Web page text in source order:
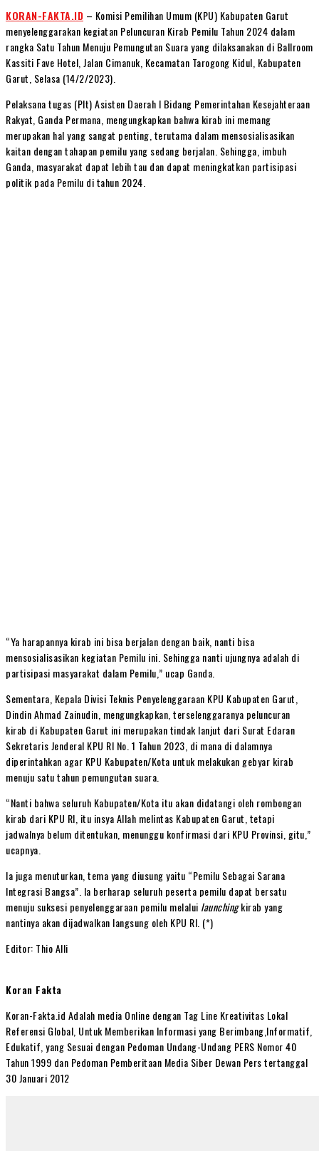
KORAN-FAKTA.ID – Komisi Pemilihan Umum (KPU) Kabupaten Garut
menyelenggarakan kegiatan Peluncuran Kirab Pemilu Tahun 2024 dalam
rangka Satu Tahun Menuju Pemungutan Suara yang dilaksanakan di Ballroom
Kassiti Fave Hotel, Jalan Cimanuk, Kecamatan Tarogong Kidul, Kabupaten
Garut, Selasa (14/2/2023).
Pelaksana tugas (Plt) Asisten Daerah I Bidang Pemerintahan Kesejahteraan
Rakyat, Ganda Permana, mengungkapkan bahwa kirab ini memang
merupakan hal yang sangat penting, terutama dalam mensosialisasikan
kaitan dengan tahapan pemilu yang sedang berjalan. Sehingga, imbuh
Ganda, masyarakat dapat lebih tau dan dapat meningkatkan partisipasi
politik pada Pemilu di tahun 2024.
“Ya harapannya kirab ini bisa berjalan dengan baik, nanti bisa
mensosialisasikan kegiatan Pemilu ini. Sehingga nanti ujungnya adalah di
partisipasi masyarakat dalam Pemilu,” ucap Ganda.
Sementara, Kepala Divisi Teknis Penyelenggaraan KPU Kabupaten Garut,
Dindin Ahmad Zainudin, mengungkapkan, terselenggaranya peluncuran
kirab di Kabupaten Garut ini merupakan tindak lanjut dari Surat Edaran
Sekretaris Jenderal KPU RI No. 1 Tahun 2023, di mana di dalamnya
diperintahkan agar KPU Kabupaten/Kota untuk melakukan gebyar kirab
menuju satu tahun pemungutan suara.
“Nanti bahwa seluruh Kabupaten/Kota itu akan didatangi oleh rombongan
kirab dari KPU RI, itu insya Allah melintas Kabupaten Garut, tetapi
jadwalnya belum ditentukan, menunggu konfirmasi dari KPU Provinsi, gitu,”
ucapnya.
Ia juga menuturkan, tema yang diusung yaitu “Pemilu Sebagai Sarana
Integrasi Bangsa”. Ia berharap seluruh peserta pemilu dapat bersatu
menuju suksesi penyelenggaraan pemilu melalui launchingkirab yang
nantinya akan dijadwalkan langsung oleh KPU RI. (*)
Editor: Thio Alli
Koran Fakta
Koran-Fakta.id Adalah media Online dengan Tag Line Kreativitas Lokal
Referensi Global, Untuk Memberikan Informasi yang Berimbang,Informatif,
Edukatif, yang Sesuai dengan Pedoman Undang-Undang PERS Nomor 40
Tahun 1999 dan Pedoman Pemberitaan Media Siber Dewan Pers tertanggal
30 Januari 2012